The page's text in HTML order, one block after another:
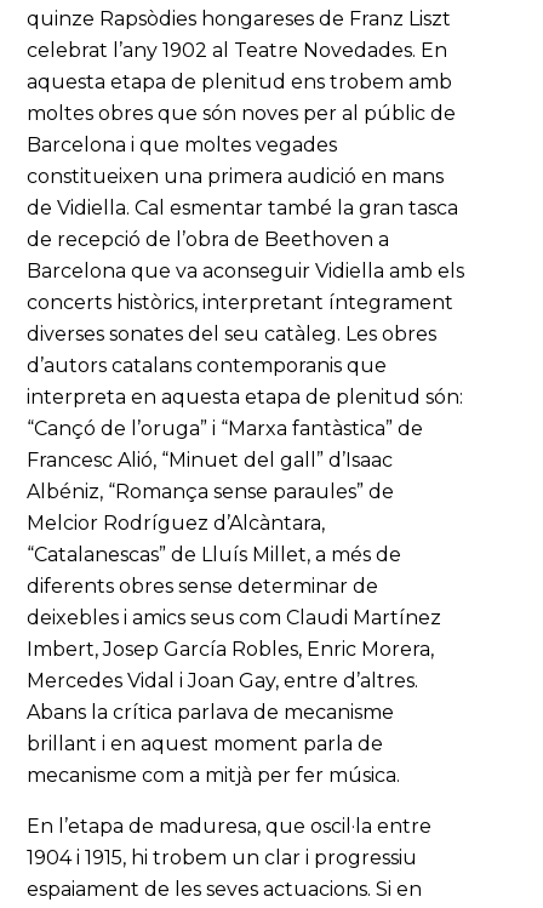
quinze Rapsòdies hongareses de Franz Liszt
celebrat l’any 1902 al Teatre Novedades. En
aquesta etapa de plenitud ens trobem amb
moltes obres que són noves per al públic de
Barcelona i que moltes vegades
constitueixen una primera audició en mans
de Vidiella. Cal esmentar també la gran tasca
de recepció de l’obra de Beethoven a
Barcelona que va aconseguir Vidiella amb els
concerts històrics, interpretant íntegrament
diverses sonates del seu catàleg. Les obres
d’autors catalans contemporanis que
interpreta en aquesta etapa de plenitud són:
“Cançó de l’oruga” i “Marxa fantàstica” de
Francesc Alió, “Minuet del gall” d’Isaac
Albéniz, “Romança sense paraules” de
Melcior Rodríguez d’Alcàntara,
“Catalanescas” de Lluís Millet, a més de
diferents obres sense determinar de
deixebles i amics seus com Claudi Martínez
Imbert, Josep García Robles, Enric Morera,
Mercedes Vidal i Joan Gay, entre d’altres.
Abans la crítica parlava de mecanisme
brillant i en aquest moment parla de
mecanisme com a mitjà per fer música.
En l’etapa de maduresa, que oscil·la entre
1904 i 1915, hi trobem un clar i progressiu
espaiament de les seves actuacions. Si en